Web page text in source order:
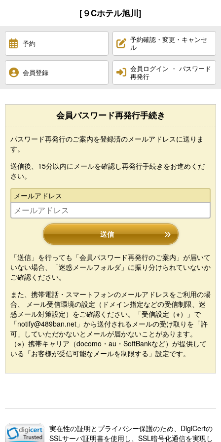
[９Cホテル旭川]
予約
予約確認・変更・キャンセ
ル
会員登録
会員ログイン ・ パスワード
再発行
会員パスワード再発行手続き
パスワード再発行のご案内を登録済のメールアドレスに送りま
す。
送信後、15分以内にメールを確認し再発行手続きをお進めくだ
さい。
メールアドレス
送信
「送信」を行っても「会員パスワード再発行のご案内」が届いて
いない場合、「迷惑メールフォルダ」に振り分けられていないか
ご確認ください。
また、携帯電話・スマートフォンのメールアドレスをご利用の場
合、 メール受信環境の設定（ドメイン指定などの受信制限、迷
惑メール対策設定）をご確認ください。「受信設定（※）」で
「notify@489ban.net」から送付されるメールの受け取りを「許
可」していただかないとメールが届かないことがあります。
（※）携帯キャリア（docomo・au・SoftBankなど）が提供して
いる「お客様が受信可能なメールを制限する」設定です。
実在性の証明とプライバシー保護のため、DigiCertの
SSLサーバ証明書を使用し、SSL暗号化通信を実現し